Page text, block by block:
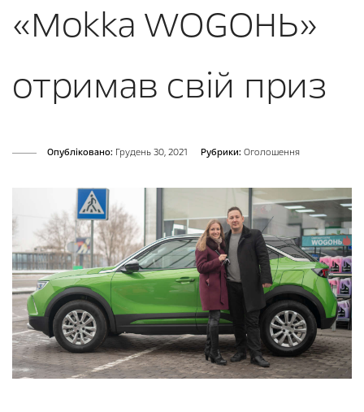
«Mokka WOGOНЬ»
отримав свій приз
Опубліковано: Грудень 30, 2021 Рубрики: Оголошення